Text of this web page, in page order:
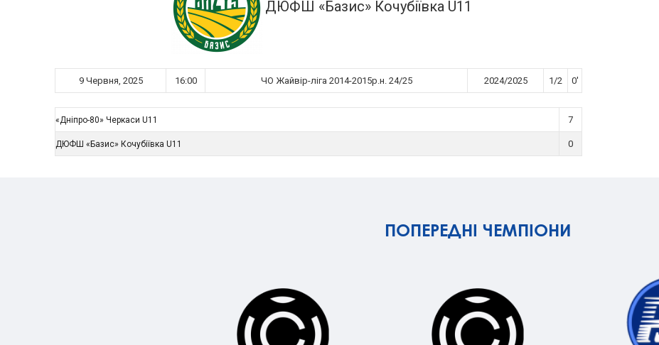
ДЮФШ «Базис» Кочубіївка U11
9 Червня, 2025 16:00 ЧО Жайвір-ліга 2014-2015р.н. 24/25 2024/2025 1/2 0'
«Дніпро-80» Черкаси U11 7
ДЮФШ «Базис» Кочубіївка U11 0
ПОПЕРЕДНІ ЧЕМПІОНИ